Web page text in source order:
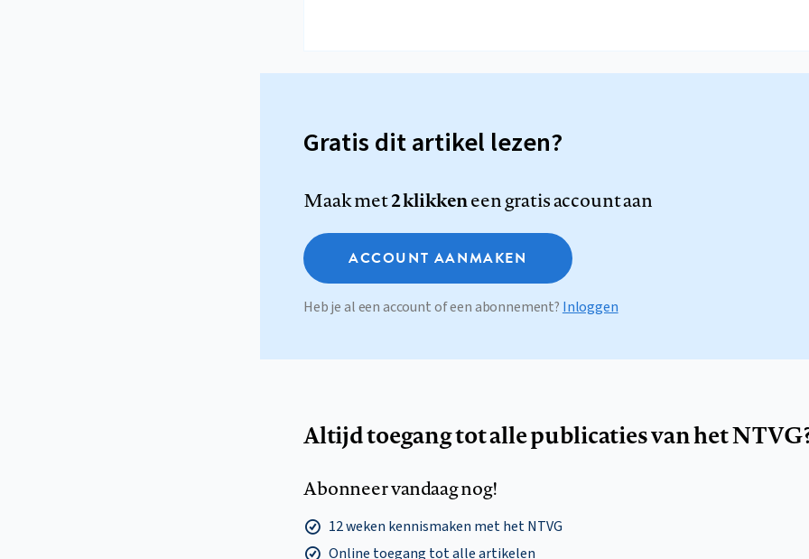
Gratis dit artikel lezen?
Maak met2 klikkeneen gratis account aan
ACCOUNT AANMAKEN
Heb je al een account of een abonnement? Inloggen
Altijd toegang tot alle publicaties van het
Abonneer vandaag nog!
12 weken kennismaken met het NTVG
Online toegang tot alle artikelen